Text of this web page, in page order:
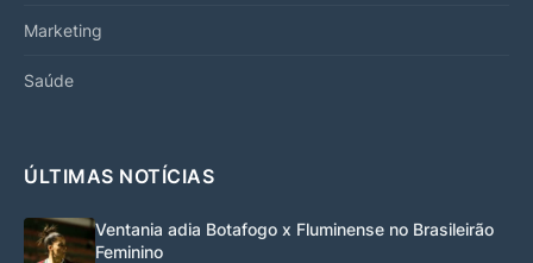
Marketing
Saúde
ÚLTIMAS NOTÍCIAS
Ventania adia Botafogo x Fluminense no Brasileirão
Feminino